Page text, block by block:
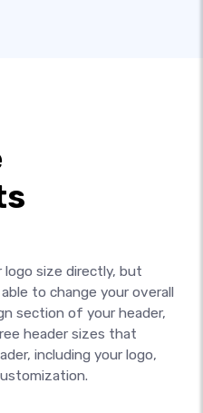
logo size directly, but
to change your overall
section of your header,
header sizes that
including your logo,